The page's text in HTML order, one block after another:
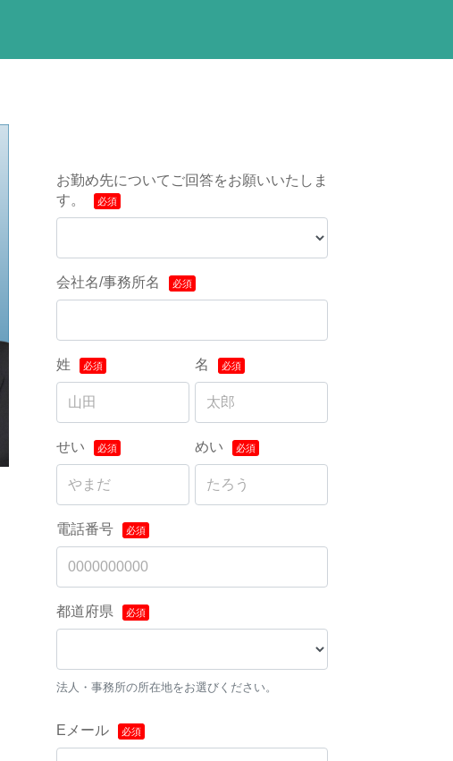
お勤め先についてご回答をお願いいたしま
す。
会社名/事務所名
姓 名
せい めい
電話番号
都道府県
法人・事務所の所在地をお選びください。
Eメール